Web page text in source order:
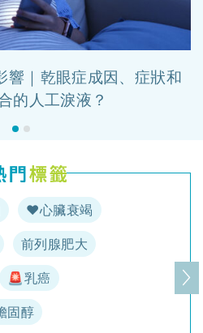
響｜乾眼症成因、症狀和
的人工淚液？
♥️心臟衰竭
前列腺肥大
🚨乳癌
固醇
下